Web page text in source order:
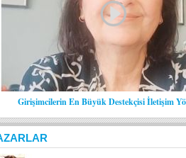
Girişimcilerin En Büyük Destekçisi İletişim